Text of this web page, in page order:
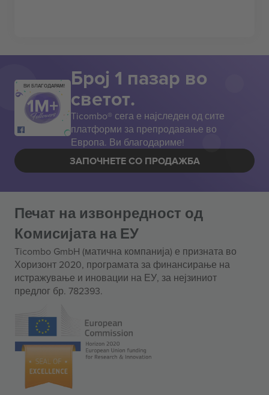
ВИ БЛАГОДАРАМ! Број 1 пазар во
светот.
Ticombo® сега е најследен од сите
платформи за препродавање во
Европа. Ви благодариме!
ЗАПОЧНЕТЕ СО ПРОДАЖБА
Печат на извонредност од
Комисијата на ЕУ
Ticombo GmbH (матична компанија) е призната во
Хоризонт 2020, програмата за финансирање на
истражување и иновации на ЕУ, за нејзиниот
предлог бр. 782393.